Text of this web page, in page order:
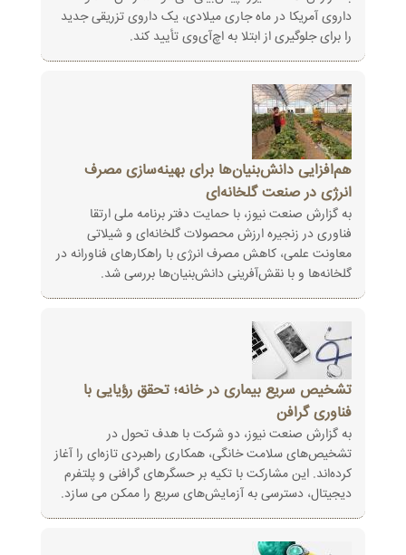
داروی آمریکا در ماه جاری میلادی، یک داروی تزریقی جدید
را برای جلوگیری از ابتلا به اچ‌آی‌وی تأیید کند.
هم‌افزایی دانش‌بنیان‌ها برای بهینه‌سازی مصرف
انرژی در صنعت گلخانه‌ای
به گزارش صنعت نیوز، با حمایت دفتر برنامه ملی ارتقا
فناوری در زنجیره ارزش محصولات گلخانه‌ای و شیلاتی
معاونت علمی، کاهش مصرف انرژی با راهکارهای فناورانه در
گلخانه‌ها و با نقش‌آفرینی دانش‌بنیان‌ها بررسی شد.
تشخیص سریع بیماری در خانه؛ تحقق رؤیایی با
فناوری گرافن
به گزارش صنعت نیوز، دو شرکت با هدف تحول در
تشخیص‌های سلامت خانگی، همکاری راهبردی تازه‌ای را آغاز
کرده‌اند. این مشارکت با تکیه بر حسگرهای گرافنی و پلتفرم
دیجیتال، دسترسی به آزمایش‌های سریع را ممکن می سازد.